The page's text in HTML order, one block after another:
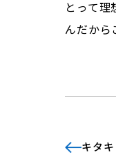
とって
んだから
キタ